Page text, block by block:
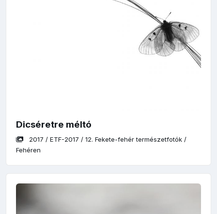
Dicséretre méltó
2017 / ETF-2017 / 12. Fekete-fehér természetfotók /
Fehéren